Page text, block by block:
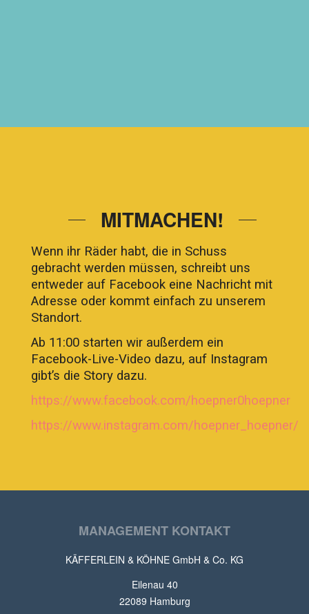
MITMACHEN!
Wenn ihr Räder habt, die in Schuss
gebracht werden müssen, schreibt uns
entweder auf Facebook eine Nachricht mit
Adresse oder kommt einfach zu unserem
Standort.
Ab 11:00 starten wir außerdem ein
Facebook-Live-Video dazu, auf Instagram
gibt’s die Story dazu.
https://www.facebook.com/hoepner0hoepner
https://www.instagram.com/hoepner_hoepner/
MANAGEMENT KONTAKT
KÄFFERLEIN & KÖHNE GmbH & Co. KG
Eilenau 40
22089 Hamburg